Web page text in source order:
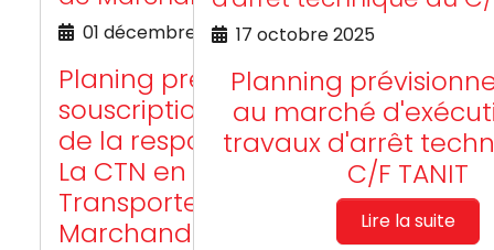
01 décembre 2025
Planing prévisionnel marché
souscription d’une assurance
de la responsabilité civile de
La CTN en sa qualité de
Transporteur de
Marchandises
17 octobre 2025
Planning
au marché
travaux d'arrêt
C/F TANIT
Lire la suite